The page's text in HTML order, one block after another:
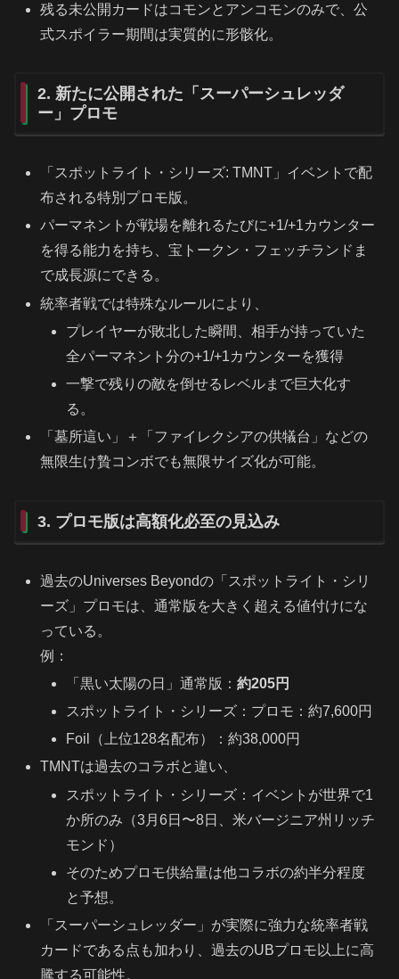
残る未公開カードはコモンとアンコモンのみで、公
式スポイラー期間は実質的に形骸化。
2. 新たに公開された「スーパーシュレッダ
ー」プロモ
「スポットライト・シリーズ: TMNT」イベントで配
布される特別プロモ版。
パーマネントが戦場を離れるたびに+1/+1カウンター
を得る能力を持ち、宝トークン・フェッチランドま
で成長源にできる。
統率者戦では特殊なルールにより、
プレイヤーが敗北した瞬間、相手が持っていた
全パーマネント分の+1/+1カウンターを獲得
一撃で残りの敵を倒せるレベルまで巨大化す
る。
「墓所這い」＋「ファイレクシアの供犠台」などの
無限生け贄コンボでも無限サイズ化が可能。
3. プロモ版は高額化必至の見込み
過去のUniverses Beyondの「スポットライト・シリ
ーズ」プロモは、通常版を大きく超える値付けにな
っている。
例：
「黒い太陽の日」通常版：約205円
スポットライト・シリーズ：プロモ：約7,600円
Foil（上位128名配布）：約38,000円
TMNTは過去のコラボと違い、
スポットライト・シリーズ：イベントが世界で1
か所のみ（3月6日〜8日、米バージニア州リッチ
モンド）
そのためプロモ供給量は他コラボの約半分程度
と予想。
「スーパーシュレッダー」が実際に強力な統率者戦
カードである点も加わり、過去のUBプロモ以上に高
騰する可能性。